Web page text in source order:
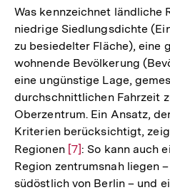
Was kennzeichnet ländliche
niedrige Siedlungsdichte
zu besiedelter Fläche), eine
wohnende Bevölkerung
eine ungünstige Lage,
durchschnittlichen Fahrzeit
Oberzentrum. Ein Ansatz,
Kriterien berücksichtigt,
Regionen Zur
Auflösung
der
[7]: So kann auch
Region zentrumsnah liegen
südöstlich von Berlin – und